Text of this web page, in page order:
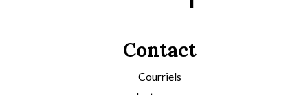
Contact
Courriels